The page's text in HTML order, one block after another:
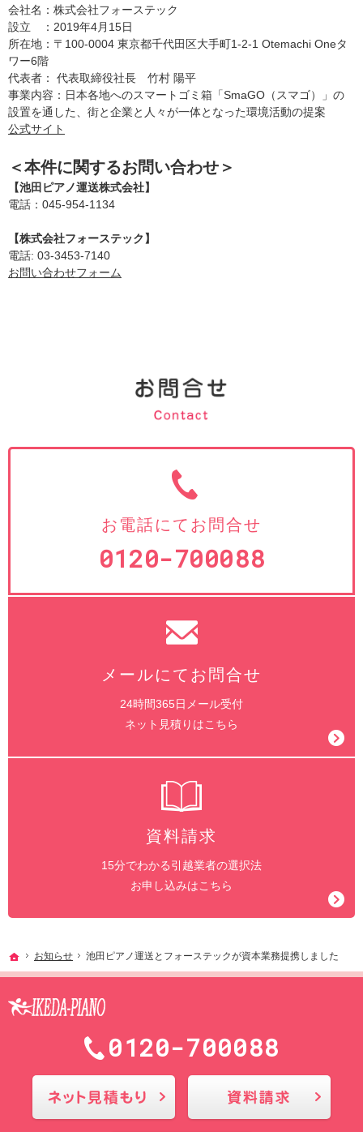
会社名：株式会社フォーステック
設立 ：2019年4月15日
所在地：〒100-0004 東京都千代田区大手町1-2-1 Otemachi Oneタ
ワー6階
代表者： 代表取締役社長 竹村 陽平
事業内容：日本各地へのスマートゴミ箱「SmaGO（スマゴ）」の
設置を通した、街と企業と人々が一体となった環境活動の提案
公式サイト
＜本件に関するお問い合わせ＞
【池田ピアノ運送株式会社】
電話：045-954-1134
【株式会社フォーステック】
電話: 03-3453-7140
お問い合わせフォーム
お電話にてお問合せ
0120-700088
メールにてお問合せ
24時間365日メール受付
ネット見積りはこちら
資料請求
15分でわかる引越業者の選択法
お申し込みはこちら
ホーム
お知らせ 池田ピアノ運送とフォーステックが資本業務提携しました
0120-700088